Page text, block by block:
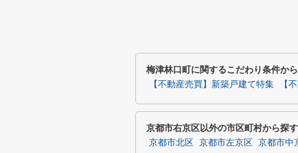
梅津林口町に関するこだわり条件か
【不動産売買】新築戸建て特集 【
京都市右京区以外の市区町村から探す
京都市北区 京都市左京区 京都市中